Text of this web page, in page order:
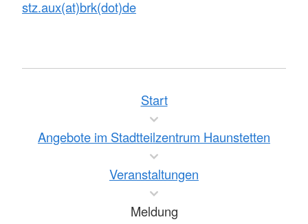
stz.aux(at)brk(dot)de
Start
Angebote im Stadtteilzentrum Haunstetten
Veranstaltungen
Meldung